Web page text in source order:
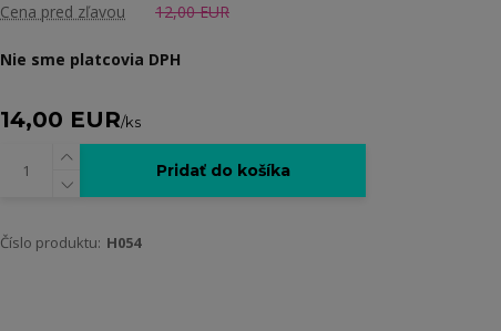
Cena pred zľavou 12,00 EUR
Nie sme platcovia DPH
14,00 EUR/ks
Pridať do košíka
Číslo produktu: H054